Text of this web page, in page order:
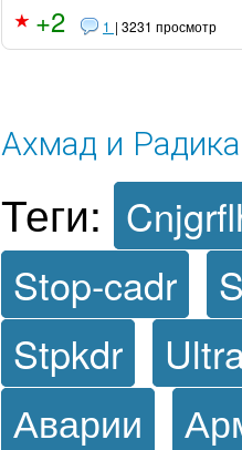
+2 1 | 3231 просмотр
Ахмад и Радика
Теги:
Stop-cadr
Stpkdr
Аварии